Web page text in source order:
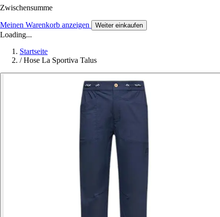
Zwischensumme
Meinen Warenkorb anzeigen Weiter einkaufen
Loading...
Startseite
/ Hose La Sportiva Talus